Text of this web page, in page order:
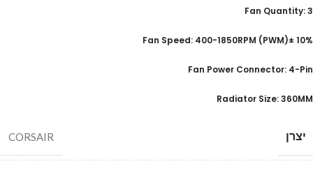
Fan Quantity: 3
Fan Speed: 400-1850RPM (PWM)± 10%
Fan Power Connector: 4-Pin
Radiator Size: 360MM
יצרן CORSAIR